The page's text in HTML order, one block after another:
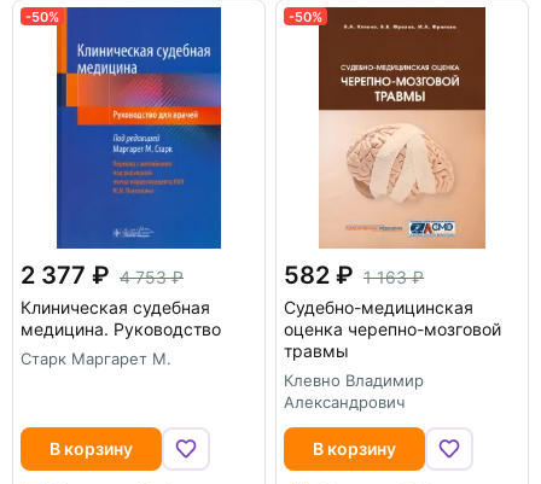
-50%
2 377
4 753
Клиническая судебная
медицина. Руководство
Старк Маргарет М.
В корзину
-50%
582
1 163
Судебно-медицинская
оценка черепно-мозговой
травмы
Клевно Владимир
Александрович
В корзину